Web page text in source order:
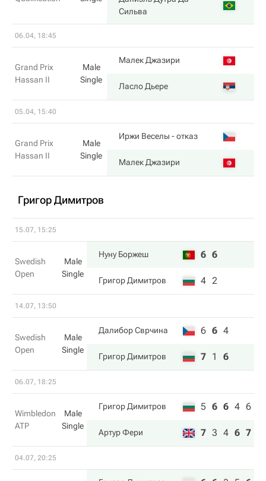
Сильва
06.04, 18:45
Grand Prix
Hassan II
Male
Single
Малек Джазири
Ласло Дьере
05.04, 15:40
Grand Prix
Hassan II
Male
Single
Иржи Веселы - отказ
Малек Джазири
Григор Димитров
15.07, 15:25
Swedish
Open
Male
Single
Нуну Боржеш 6 6
Григор Димитров 4 2
14.07, 13:50
Swedish
Open
Male
Single
Далибор Сврчина 6 6 4
Григор Димитров 7 1 6
06.07, 18:25
Wimbledon
ATP
Male
Single
Григор Димитров 5 6 6 4 6
Артур Фери 7 3 4 6 7
04.07, 20:25